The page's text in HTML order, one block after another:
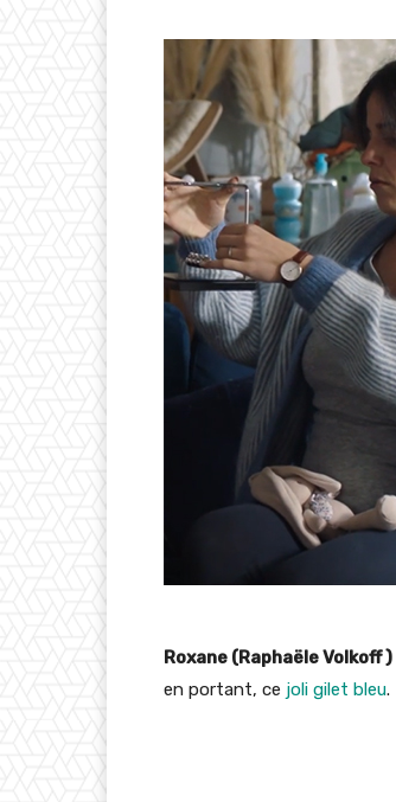
Roxane (Raphaële Volkoff )
en portant, ce joli gilet bleu.